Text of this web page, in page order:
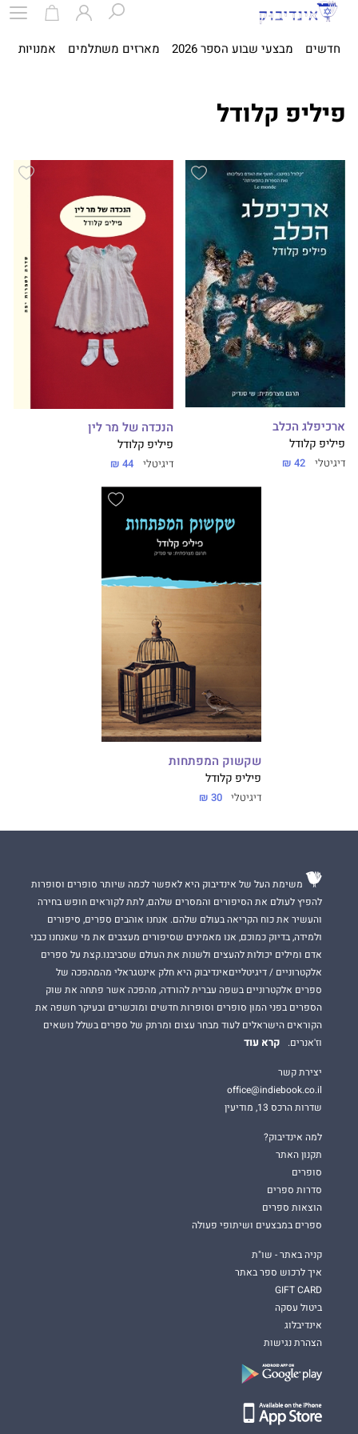
חדשים מבצעי שבוע הספר 2026 מארזים משתלמים אמנויות
פיליפ קלודל
ארכיפלג הכלב
פיליפ קלודל
דיגיטלי 42 ₪
הנכדה של מר לין
פיליפ קלודל
דיגיטלי 44 ₪
שקשוק המפתחות
פיליפ קלודל
דיגיטלי 30 ₪
משימת העל של אינדיבוק היא לאפשר לכמה שיותר סופרים וסופרות
להפיץ לעולם את הסיפורים והמסרים שלהם, לתת לקוראים חופש בחירה
והעשיר את כוח הקריאה בעולם שלהם. אנחנו אוהבים ספרים, סיפורים
ולמידה, בדיוק כמוכם, אנו מאמינים שסיפורים מעצבים את מי שאנחנו כבני
אדם ומילים יכולות להעצים ולשנות את העולם שסביבנו.קצת על ספרים
אלקטרוניים / דיגיטלייםאינדיבוק היא חלק אינטגראלי מהמהפכה של
ספרים אלקטרוניים בשפה עברית להורדה, מהפכה אשר פתחה את שוק
הספרים בפני המון סופרים וסופרות חדשים ומוכשרים ובעיקר חשפה את
הקוראים הישראלים לעוד מבחר עצום ומרתק של ספרים בשלל נושאים
וז'אנרים.
קרא עוד
יצירת קשר
office@indiebook.co.il
שדרות הרכס 13, מודיעין
למה אינדיבוק?
תקנון האתר
סופרים
סדרות ספרים
הוצאות ספרים
ספרים במבצעים ושיתופי פעולה
קניה באתר - שו"ת
איך לרכוש ספר באתר
GIFT CARD
ביטול עסקה
אינדיבלוג
הצהרת נגישות